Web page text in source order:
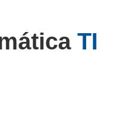
TI